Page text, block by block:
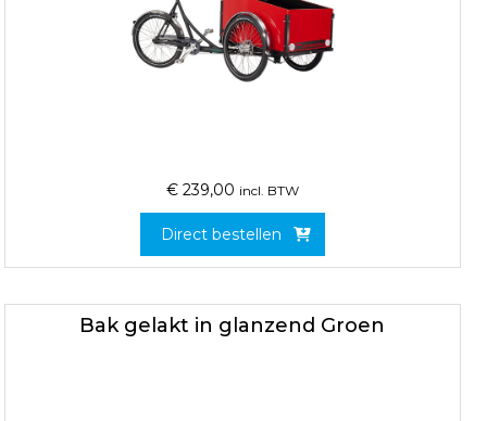
€ 239,00 incl. BTW
Direct bestellen
Bak gelakt in glanzend Groen